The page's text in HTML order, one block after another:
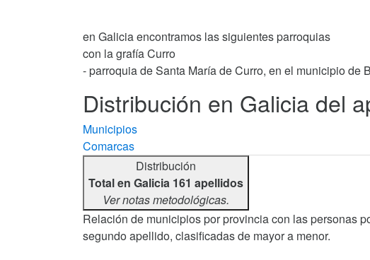
en Galicia encontramos las siguientes parroquias
con la grafía Curro
- parroquia de Santa María de Curro, en el municipio de
Distribución en Galicia del
Municipios
Comarcas
Distribución
Total en Galicia 161 apellidos
Ver notas metodológicas.
Relación de municipios por provincia con las personas
segundo apellido, clasificadas de mayor a menor.